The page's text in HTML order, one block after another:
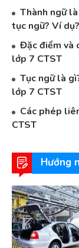
Thành ngữ
tục ngữ? Ví
Đặc điểm và
lớp 7 CTST
Tục ngữ là
lớp 7 CTST
Các phép
CTST
Hướng